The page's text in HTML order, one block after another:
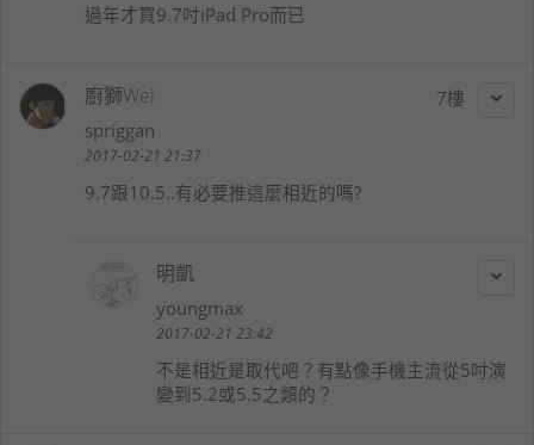
過年才買9.7吋iPad Pro而已
7
廚獅Wei
spriggan
2017-02-21 21:37
9.7跟10.5..有必要推這麼相近的嗎?
明凱
youngmax
2017-02-21 23:42
不是相近是取代吧？有點像手機主流從5吋演
變到5.2或5.5之類的？